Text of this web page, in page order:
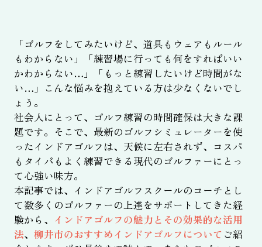
「ゴルフをしてみたいけど、道具もウェアもルール
もわからない」「練習場に行っても何をすればいい
かわからない…」「もっと練習したいけど時間がな
い…」こんな悩みを抱えている方は少なくないでし
ょう。
社会人にとって、ゴルフ練習の時間確保は大きな課
題です。そこで、最新のゴルフシミュレーターを使
ったインドアゴルフは、天候に左右されず、コスパ
もタイパもよく練習できる現代のゴルファーにとっ
て心強い味方。
本記事では、インドアゴルフスクールのコーチとし
て数多くのゴルファーの上達をサポートしてきた経
験から、 インドアゴルフの魅力とその効果的な活用
法、 柳井市のおすすめインドアゴルフについて ご紹